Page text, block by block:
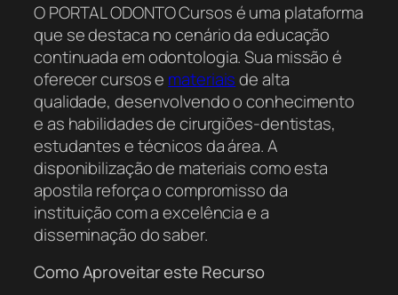
O PORTAL ODONTO Cursos é uma plataforma
que se destaca no cenário da educação
continuada em odontologia. Sua missão é
oferecer cursos e materiaisde alta
qualidade, desenvolvendo o conhecimento
e as habilidades de cirurgiões-dentistas,
estudantes e técnicos da área. A
disponibilização de materiais como esta
apostila reforça o compromisso da
instituição com a excelência e a
disseminação do saber.
Como Aproveitar este Recurso